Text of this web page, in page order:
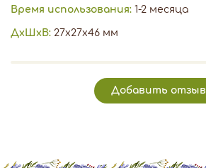
Время использования: 1-2 месяца
ДxШxВ: 27x27x46 мм
Добавить отзыв